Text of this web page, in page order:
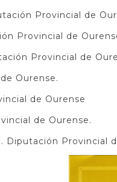
Provincial de
Provincial de
Provincial de
Ourense.
de Ourense
de Ourense.
Diputación Provincial